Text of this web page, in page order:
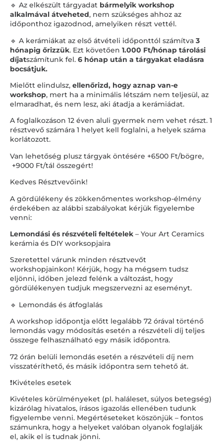
🔹 Az elkészült tárgyadat bármelyik workshop
alkalmával átveheted, nem szükséges ahhoz az
időponthoz igazodnod, amelyiken részt vettél.
🔹 A kerámiákat az első átvételi időponttól számítva 3
hónapig őrizzük. Ezt követően 1.000 Ft/hónap tárolási
díjatszámítunk fel. 6 hónap után a tárgyakat eladásra
bocsátjuk.
Mielőtt elindulsz, ellenőrizd, hogy aznap van-e
workshop, mert ha a minimális létszám nem teljesül, az
elmaradhat, és nem lesz, aki átadja a kerámiádat.
A foglalkozáson 12 éven aluli gyermek nem vehet részt. 1
résztvevő számára 1 helyet kell foglalni, a helyek száma
korlátozott.
Van lehetőség plusz tárgyak öntésére +6500 Ft/bögre,
+9000 Ft/tál összegért!
Kedves Résztvevőink!
A gördülékeny és zökkenőmentes workshop-élmény
érdekében az alábbi szabályokat kérjük figyelembe
venni:
Lemondási és részvételi feltételek – Your Art Ceramics
kerámia és DIY worksopjaira
Szeretettel várunk minden résztvevőt
workshopjainkon! Kérjük, hogy ha mégsem tudsz
eljönni, időben jelezd felénk a változást, hogy
gördülékenyen tudjuk megszervezni az eseményt.
🔹 Lemondás és átfoglalás
A workshop időpontja előtt legalább 72 órával történő
lemondás vagy módosítás esetén a részvételi díj teljes
összege felhasználható egy másik időpontra.
72 órán belüli lemondás esetén a részvételi díj nem
visszatéríthető, és másik időpontra sem tehető át.
❗Kivételes esetek
Kivételes körülményeket (pl. haláleset, súlyos betegség)
kizárólag hivatalos, írásos igazolás ellenében tudunk
figyelembe venni. Megértéseteket köszönjük – fontos
számunkra, hogy a helyeket valóban olyanok foglalják
el, akik el is tudnak jönni.